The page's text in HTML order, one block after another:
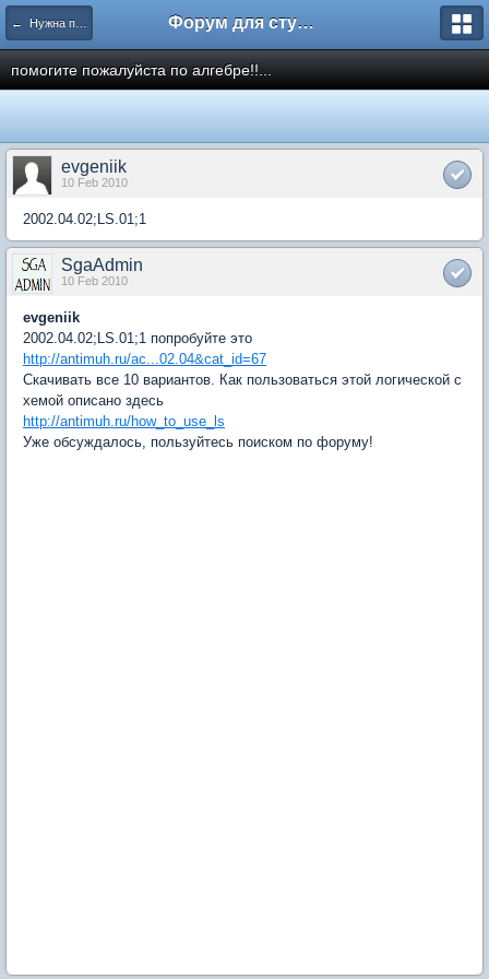
← Нужна помощь Форум для студента СГА
помогите пожалуйста по алгебре!!...
evgeniik
10 Feb 2010
2002.04.02;LS.01;1
SgaAdmin
10 Feb 2010
evgeniik
2002.04.02;LS.01;1 попробуйте это
http://antimuh.ru/ac...02.04&cat_id=67
Скачивать все 10 вариантов. Как пользоваться этой логической с
хемой описано здесь
http://antimuh.ru/how_to_use_ls
Уже обсуждалось, пользуйтесь поиском по форуму!